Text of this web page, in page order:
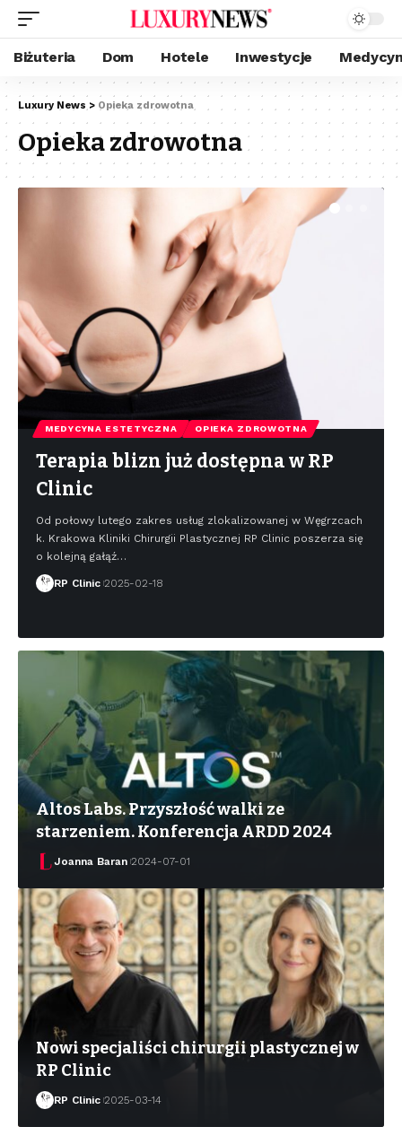
Biżuteria Dom Hotele Inwestycje
Luxury News > Opieka zdrowotna
Opieka zdrowotna
MEDYCYNA ESTETYCZNA OPIEKA ZDROWOTNA
Terapia blizn już dostępna w RP
Clinic
Od połowy lutego zakres usług zlokalizowanej w Węgrzcach
k. Krakowa Kliniki Chirurgii Plastycznej RP Clinic poszerza się
o kolejną gałąź…
RP Clinic 2025-02-18
Altos Labs. Przyszłość walki ze
starzeniem. Konferencja ARDD 2024
Joanna Baran 2024-07-01
Nowi specjaliści chirurgii plastycznej w
RP Clinic
RP Clinic 2025-03-14